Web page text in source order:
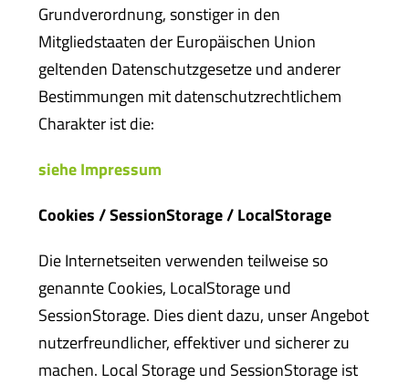
Grundverordnung, sonstiger in den
Mitgliedstaaten der Europäischen Union
geltenden Datenschutzgesetze und anderer
Bestimmungen mit datenschutzrechtlichem
Charakter ist die:
siehe Impressum
Cookies / SessionStorage / LocalStorage
Die Internetseiten verwenden teilweise so
genannte Cookies, LocalStorage und
SessionStorage. Dies dient dazu, unser Angebot
nutzerfreundlicher, effektiver und sicherer zu
machen. Local Storage und SessionStorage ist